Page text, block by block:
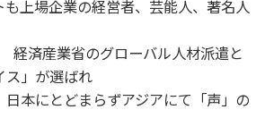
上場企業の経営者、芸能人、著名人
済産業省のグローバル人材派遣と
ス」が選ばれ
日本にとどまらずアジアにて「声」の